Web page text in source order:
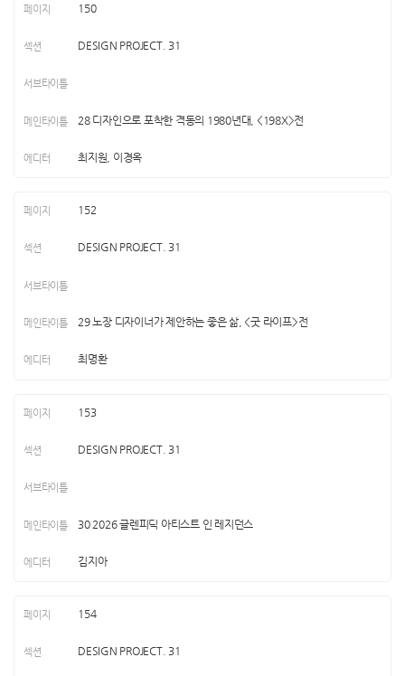
150
DESIGN PROJECT. 31
28 디자인으로 포착한 격동의 1980년대, <198X>전
최지원, 이경옥
152
DESIGN PROJECT. 31
29 노장 디자이너가 제안하는 좋은 삶, <굿 라이프>전
최명환
153
DESIGN PROJECT. 31
30 2026 글렌피딕 아티스트 인 레지던스
김지아
154
DESIGN PROJECT. 31